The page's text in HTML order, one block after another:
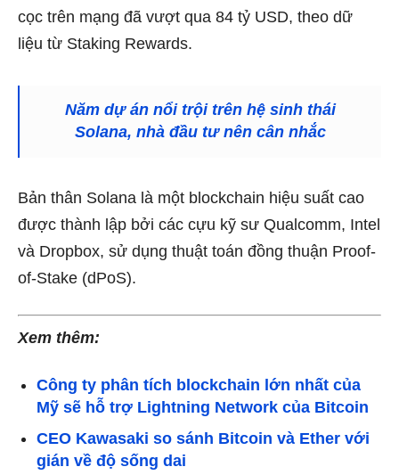
cọc trên mạng đã vượt qua 84 tỷ USD, theo dữ
liệu từ Staking Rewards.
Năm dự án nổi trội trên hệ sinh thái
Solana, nhà đầu tư nên cân nhắc
Bản thân Solana là một blockchain hiệu suất cao
được thành lập bởi các cựu kỹ sư Qualcomm, Intel
và Dropbox, sử dụng thuật toán đồng thuận Proof-
of-Stake (dPoS).
Xem thêm:
Công ty phân tích blockchain lớn nhất của
Mỹ sẽ hỗ trợ Lightning Network của Bitcoin
CEO Kawasaki so sánh Bitcoin và Ether với
gián về độ sống dai